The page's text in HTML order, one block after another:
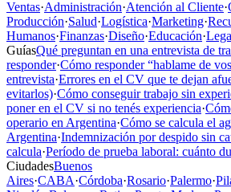
Ventas·Administración·Atención al Cliente·
Producción·Salud·Logística·Marketing·
Humanos·Finanzas·Diseño·Educación·
GuíasQué preguntan en una entrevista de
responder·Cómo responder “hablame de
entrevista·Errores en el CV que te dejan
evitarlos)·Cómo conseguir trabajo sin
poner en el CV si no tenés experiencia·
operario en Argentina·Cómo se calcula el
Argentina·Indemnización por despido sin
calcula·Período de prueba laboral: cuánto
CiudadesBuenos
Aires·CABA·Córdoba·Rosario·Palermo·